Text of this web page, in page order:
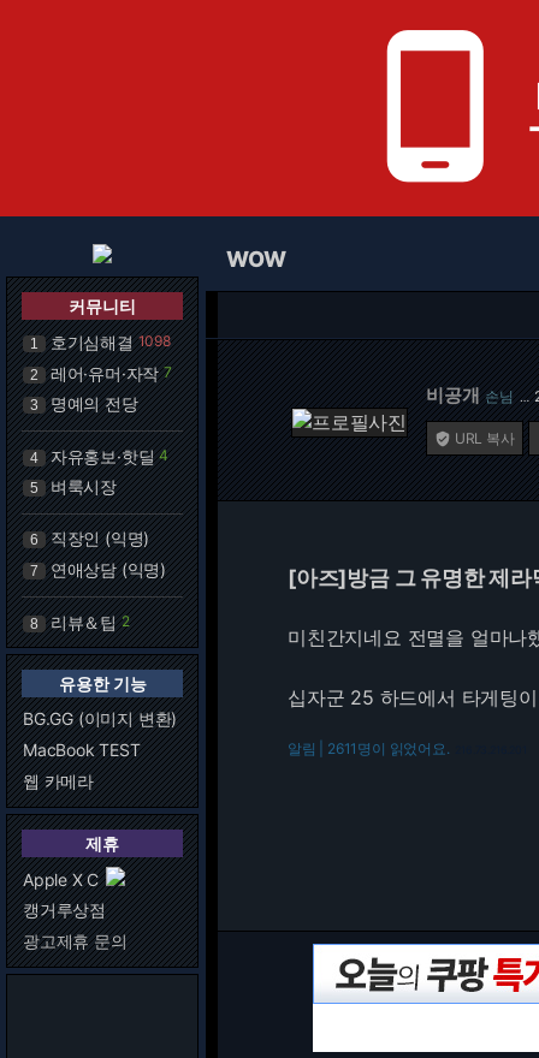
phone_android
커뮤니티
1 호기심해결 1098
2 레어·유머·자작 7
3 명예의 전당
4 자유홍보·핫딜 4
5 벼룩시장
6 직장인 (익명)
7 연애상담 (익명)
8 리뷰＆팁 2
유용한 기능
BG.GG (이미지 변환)
MacBook TEST
웹 카메라
제휴
Apple X C
캥거루상점
광고제휴 문의
WOW
비공개 손님 …
 URL 복사
[아즈]방금 그 유명한 제
미친간지네요 전멸을 얼마나
십자군 25 하드에서 타게팅
알림 | 2611명이 읽었어요.